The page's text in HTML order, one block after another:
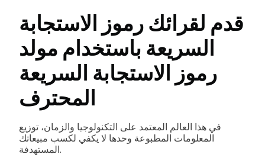
قدم لقرائك رموز الاستجابة
السريعة باستخدام مولد
رموز الاستجابة السريعة
المحترف
في هذا العالم المعتمد على التكنولوجيا والزمان، توزيع
المعلومات المطبوعة وحدها لا يكفي لكسب مبيعاتك
المستهدفة.